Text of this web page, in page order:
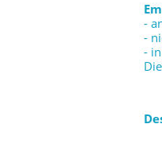
-
-
-